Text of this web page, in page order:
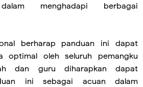
menghadapi berbagai
berharap panduan ini dapat
optimal oleh seluruh pemangku
dan guru diharapkan dapat
ini sebagai acuan dalam